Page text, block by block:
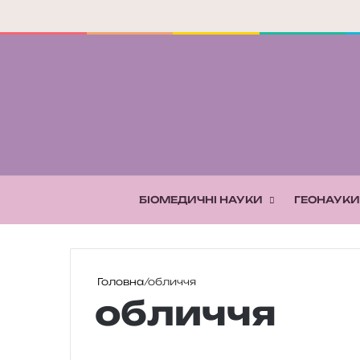
БІОМЕДИЧНІ НАУКИ ГЕОНАУКИ
Головна/обличчя
обличчя